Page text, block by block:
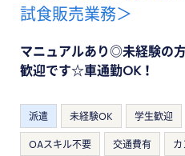
試食販売業務＞
マニュアルあり◎未経験の
歓迎です☆車通勤OK！
派遣 未経験OK 学生歓迎
OAスキル不要 交通費有 カ